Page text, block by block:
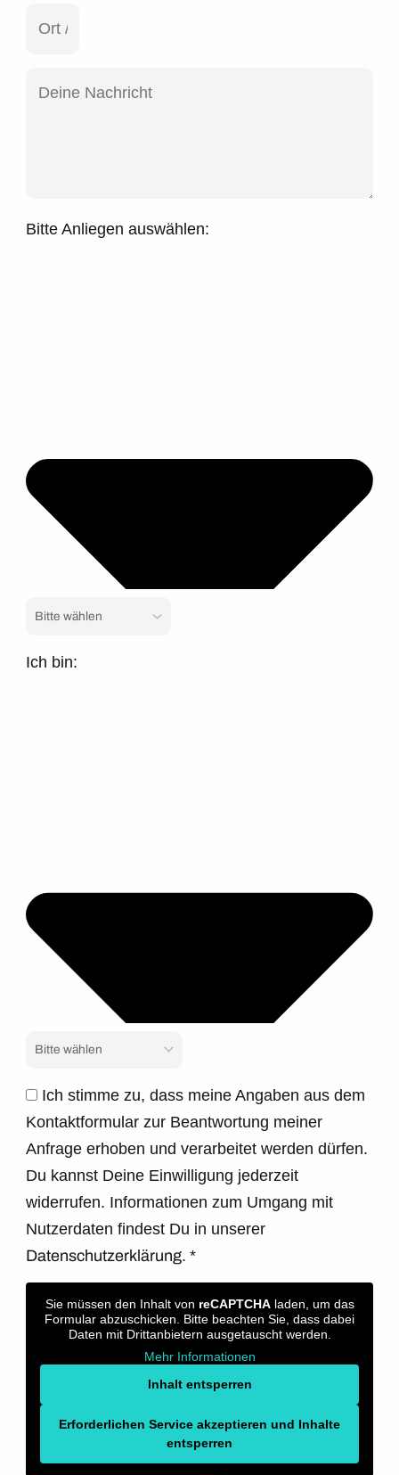
Bitte Anliegen auswählen:
Ich bin:
Ich stimme zu, dass meine Angaben aus dem
Kontaktformular zur Beantwortung meiner
Anfrage erhoben und verarbeitet werden dürfen.
Du kannst Deine Einwilligung jederzeit
widerrufen. Informationen zum Umgang mit
Nutzerdaten findest Du in unserer
Datenschutzerklärung.*
Sie müssen den Inhalt von reCAPTCHAladen, um das
Formular abzuschicken. Bitte beachten Sie, dass dabei
Daten mit Drittanbietern ausgetauscht werden.
Mehr Informationen
Inhalt entsperren
Erforderlichen Service akzeptieren und Inhalte
entsperren